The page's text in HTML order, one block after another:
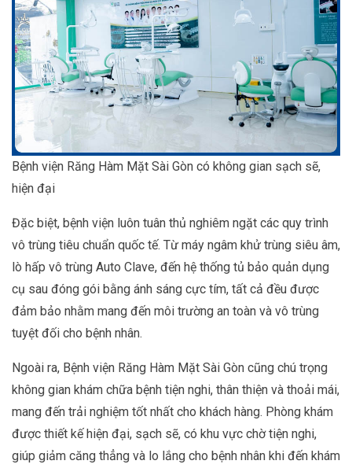
Bệnh viện Răng Hàm Mặt Sài Gòn có không gian sạch sẽ,
hiện đại
Đặc biệt, bệnh viện luôn tuân thủ nghiêm ngặt các quy trình
vô trùng tiêu chuẩn quốc tế. Từ máy ngâm khử trùng siêu âm,
lò hấp vô trùng Auto Clave, đến hệ thống tủ bảo quản dụng
cụ sau đóng gói bằng ánh sáng cực tím, tất cả đều được
đảm bảo nhằm mang đến môi trường an toàn và vô trùng
tuyệt đối cho bệnh nhân.
Ngoài ra, Bệnh viện Răng Hàm Mặt Sài Gòn cũng chú trọng
không gian khám chữa bệnh tiện nghi, thân thiện và thoải mái,
mang đến trải nghiệm tốt nhất cho khách hàng. Phòng khám
được thiết kế hiện đại, sạch sẽ, có khu vực chờ tiện nghi,
giúp giảm căng thẳng và lo lắng cho bệnh nhân khi đến khám